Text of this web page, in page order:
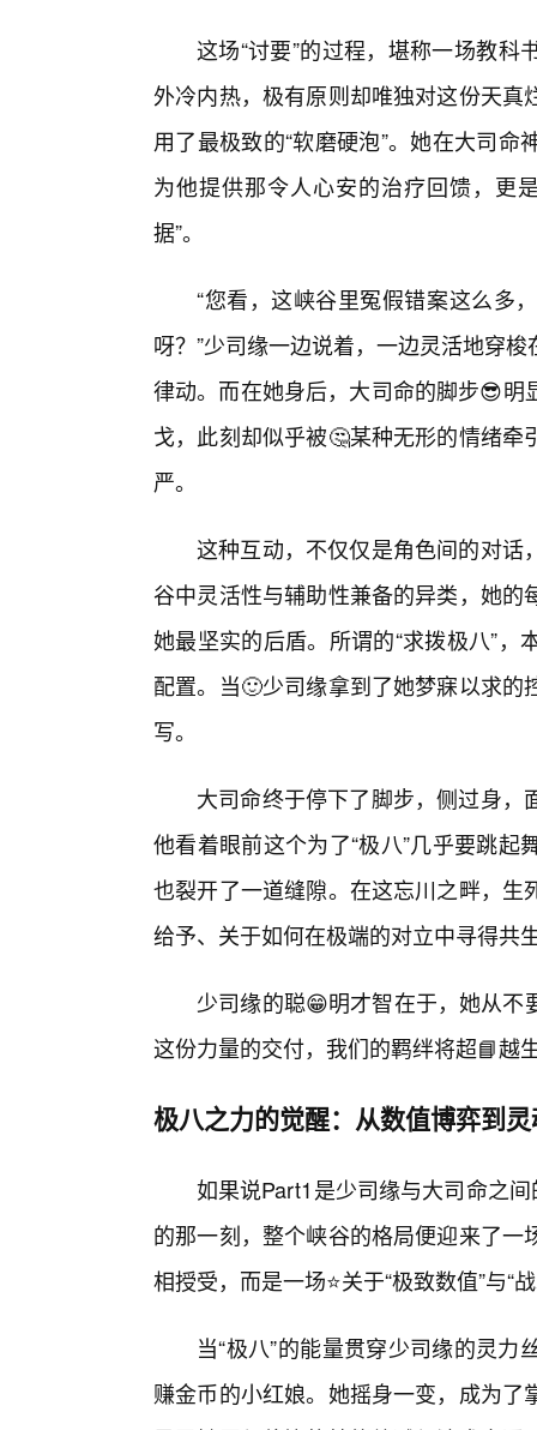
这场“讨要”的过程，堪称一场教
外冷内热，极有原则却唯独对这份天
用了最极致的“软磨硬泡”。她在大司
为他提供那令人心安的治疗回馈，更
据”。
“您看，这峡谷里冤假错案这么多
呀？”少司缘一边说着，一边灵活地穿
律动。而在她身后，大司命的脚步😎
戈，此刻却似乎被🤔某种无形的情绪
严。
这种互动，不仅仅是角色间的对话
谷中灵活性与辅助性兼备的异类，她
她最坚实的后盾。所谓的“求拨极八”
配置。当🙂少司缘拿到了她梦寐以求
写。
大司命终于停下了脚步，侧过身
他看着眼前这个为了“极八”几乎要跳
也裂开了一道缝隙。在这忘川之畔，
给予、关于如何在极端的对立中寻得共
少司缘的聪😁明才智在于，她从
这份力量的交付，我们的羁绊将超📘越
极八之力的觉醒：从数值博弈到
如果说Part1是少司缘与大司命之
的那一刻，整个峡谷的格局便迎来了
相授受，而是一场⭐关于“极致数值”与“
当“极八”的能量贯穿少司缘的灵
赚金币的小红娘。她摇身一变，成为